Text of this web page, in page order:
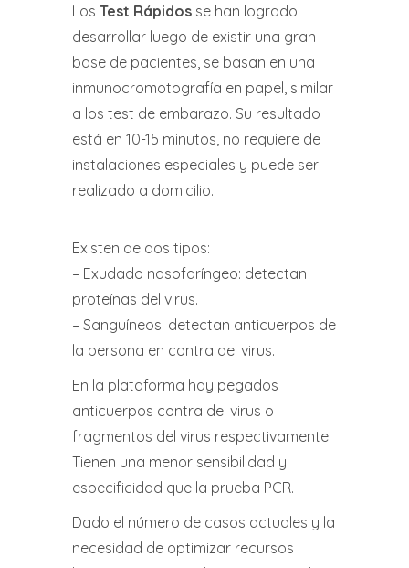
Los Test Rápidos se han logrado
desarrollar luego de existir una gran
base de pacientes, se basan en una
inmunocromotografía en papel, similar
a los test de embarazo. Su resultado
está en 10-15 minutos, no requiere de
instalaciones especiales y puede ser
realizado a domicilio.
Existen de dos tipos:
– Exudado nasofaríngeo: detectan
proteínas del virus.
– Sanguíneos: detectan anticuerpos de
la persona en contra del virus.
En la plataforma hay pegados
anticuerpos contra del virus o
fragmentos del virus respectivamente.
Tienen una menor sensibilidad y
especificidad que la prueba PCR.
Dado el número de casos actuales y la
necesidad de optimizar recursos